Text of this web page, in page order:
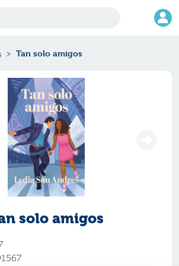
Tan solo amigos
solo amigos